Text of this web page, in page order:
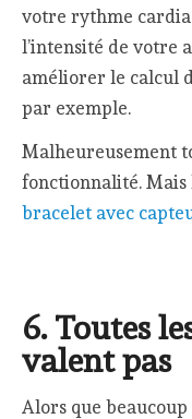
votre rythme
l’intensité de votre
améliorer le calcul
par exemple.
Malheureusement
fonctionnalité. Mais
bracelet avec
6. Toutes
valent pas
Alors que